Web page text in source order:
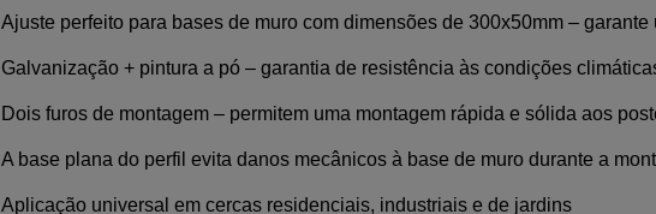
Ajuste perfeito para bases de muro com dimensões de 300x50mm –
Galvanização + pintura a pó – garantia de resistência às condições
Dois furos de montagem – permitem uma montagem rápida e sólida aos
A base plana do perfil evita danos mecânicos à base de muro durante a
Aplicação universal em cercas residenciais, industriais e de jardins